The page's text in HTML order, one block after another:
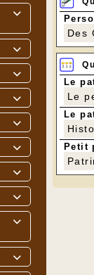










Des
Le
Le
Le
Petit